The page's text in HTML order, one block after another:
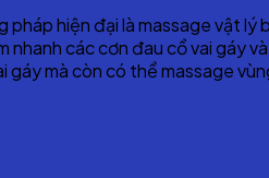
hiện đại là massage vật lý
các cơn đau cổ vai gáy
gáy mà còn có thể massage